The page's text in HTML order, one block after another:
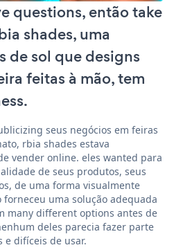
questions, então take
shades, uma
de sol que designs
feitas à mão, tem
seus negócios em feiras
rbia shades estava
vender online. eles wanted para
de seus produtos, seus
de uma forma visualmente
uma solução adequada
many different options antes de
deles parecia fazer parte
e difíceis de usar.